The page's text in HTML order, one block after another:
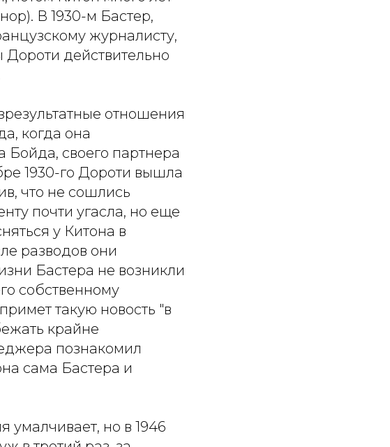
В 1930-м Бастер,
журналисту,
действительно
отношения
когда она
Бойда, своего партнера
1930-го Дороти вышла
что не сошлись
почти угасла, но еще
у Китона в
разводов они
Бастера не возникли
собственному
такую новость "в
крайне
познакомил
сама Бастера и
умалчивает, но в 1946